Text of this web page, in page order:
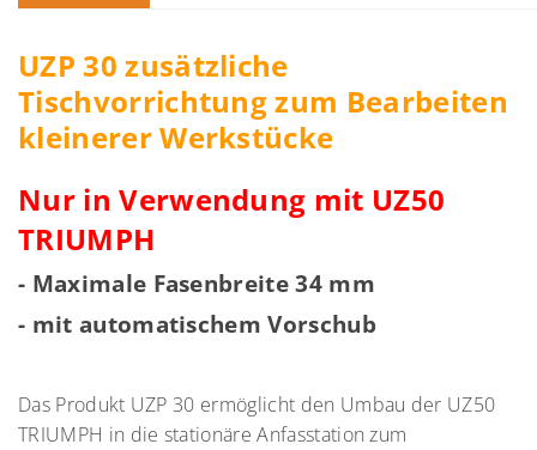
UZP 30 zusätzliche
Tischvorrichtung zum Bearbeiten
kleinerer Werkstücke
Nur in Verwendung mit UZ50
TRIUMPH
- Maximale Fasenbreite 34 mm
- mit automatischem Vorschub
Das Produkt UZP 30 ermöglicht den Umbau der UZ50
TRIUMPH in die stationäre Anfasstation zum